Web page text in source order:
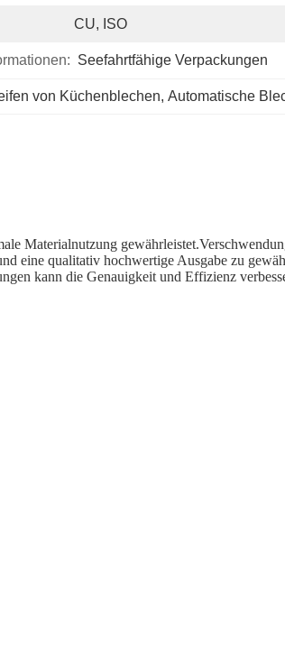
CU, ISO
Seefahrtfähige Verpackungen
von Küchenblechen, Automatische
Materialnutzung
eine qualitativ hochwertige Ausgabe zu
kann die Genauigkeit und Effizienz